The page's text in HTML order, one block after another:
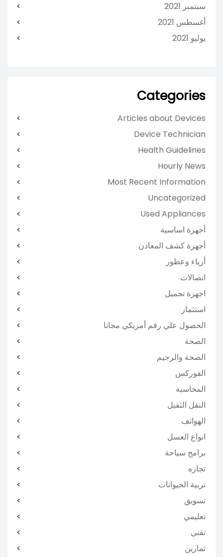
سبتمبر 2021
أغسطس 2021
يوليو 2021
Categories
Articles about Devices
Device Technician
Health Guidelines
Hourly News
Most Recent Information
Uncategorized
Used Appliances
أجهزة اساسية
أجهزة كشف المعادن
أزياء وعطور
اتصالات
اجهزة تجميل
استثمار
الحصول علي رقم أمريكي مجانا
الصحة
الصحة والرجيم
الفوركس
المحاسبة
النقل الثقيل
الهواتف
انواع العسل
برامج سياحة
تجاره
تربية الحيوانات
تسويق
تعليمي
تقني
تمارين